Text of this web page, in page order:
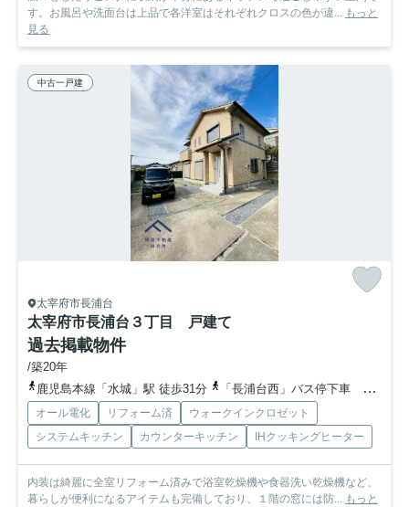
す。お風呂や洗面台は上品で各洋室はそれぞれクロスの色が違... もっと
見る
中古一戸建
太宰府市長浦台
太宰府市長浦台３丁目 戸建て
過去掲載物件
/築20年
鹿児島本線「水城」駅 徒歩31分
「長浦台西」バス停下車 徒歩2分
オール電化 リフォーム済
ウォークインクロゼット
システムキッチン
カウンターキッチン IHクッキングヒーター
内装は綺麗に全室リフォーム済みで浴室乾燥機や食器洗い乾燥機など、
暮らしが便利になるアイテムも完備しており、１階の窓には防... もっと